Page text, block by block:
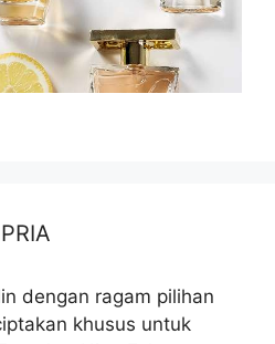
dengan ragam pilihan
khusus untuk